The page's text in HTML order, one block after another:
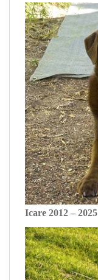
Icare 2012 – 2025